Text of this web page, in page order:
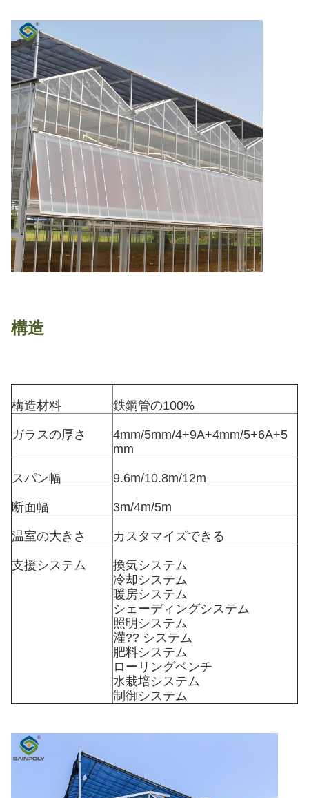
構造
構造材料 鉄鋼管の100%
ガラスの厚さ
4mm/5mm/4+9A+4mm/5+6A+5
mm
スパン幅 9.6m/10.8m/12m
断面幅 3m/4m/5m
温室の大きさ カスタマイズできる
支援システム
換気システム
冷却システム
暖房システム
シェーディングシステム
照明システム
灌?? システム
肥料システム
ローリングベンチ
水栽培システム
制御システム